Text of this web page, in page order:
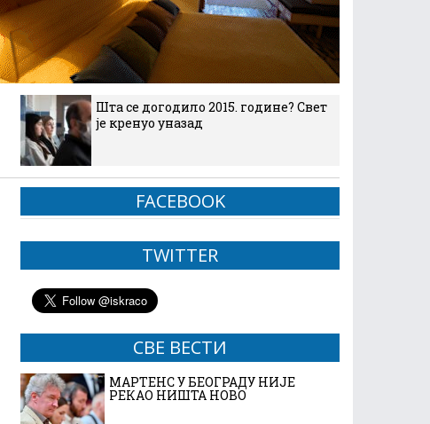
Шта се догодило 2015. године? Свет
је кренуо уназад
FACEBOOK
TWITTER
СВЕ ВЕСТИ
МАРТЕНС У БЕОГРАДУ НИЈЕ
РЕКАО НИШТА НОВО